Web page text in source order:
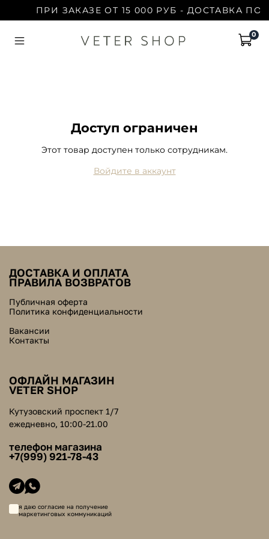
ПРИ ЗАКАЗЕ ОТ 15 000 РУБ - ДОСТАВКА
0
Доступ ограничен
Этот товар доступен только сотрудникам.
Войдите в аккаунт
ДОСТАВКА И ОПЛАТА
ПРАВИЛА ВОЗВРАТОВ
Публичная оферта
Политика конфиденциальности
Вакансии
Контакты
ОФЛАЙН МАГАЗИН
VETER SHOP
Кутузовский проспект 1/7
ежедневно, 10:00-21.00
телефон магазина
+7(999) 921-78-43
я даю согласие на получение
маркетинговых коммуникаций